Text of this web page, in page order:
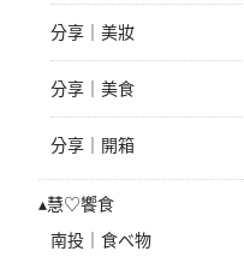
分享｜美妝
分享｜美食
分享｜開箱
▴慧♡饗食
南投｜食べ物